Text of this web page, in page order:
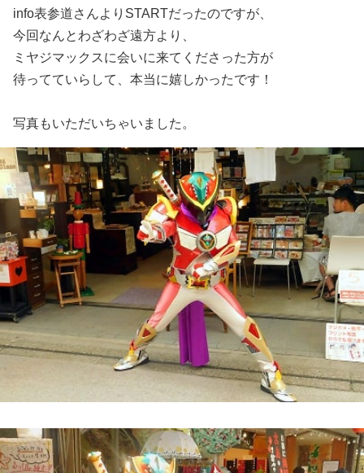
info表参道さんよりSTARTだったのですが、
今回なんとわざわざ遠方より、
ミヤジマックスに会いに来てくださった方が
待ってていらして、本当に嬉しかったです！
写真もいただいちゃいました。